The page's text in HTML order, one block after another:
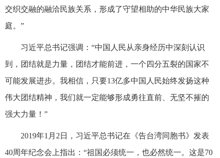
交织交融的融洽民族关系，形成了守望相助的中华民族大家
庭。”
习近平总书记强调：“中国人民从亲身经历中深刻认识
到，团结就是力量，团结才能前进，一个四分五裂的国家不
可能发展进步。我相信，只要13亿多中国人民始终发扬这种
伟大团结精神，我们就一定能够形成勇往直前、无坚不摧的
强大力量！”
2019年1月2日，习近平总书记在《告台湾同胞书》发表
40周年纪念会上指出：“祖国必须统一，也必然统一。这是70